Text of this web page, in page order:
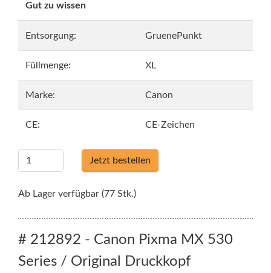
Gut zu wissen
Entsorgung: GruenePunkt
Füllmenge: XL
Marke: Canon
CE: CE-Zeichen
Jetzt bestellen
Ab Lager verfügbar (77 Stk.)
# 212892 - Canon Pixma MX 530
Series / Original Druckkopf